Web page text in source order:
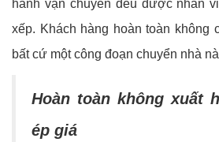
hành vận chuyển đều được nhân
xếp. Khách hàng hoàn toàn không
bất cứ một công đoạn chuyển nhà
Hoàn toàn không xuất
ép giá